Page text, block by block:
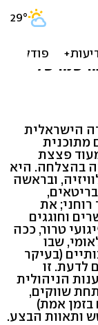
שמו של
הישראלית
מתוכנית
מעוד פצצת
בהצלחה. היא
ובראשה
את
וחוגגים
טרור, ככה
שבו
(בעיקר
לדעת. זו
הניהולית
שווקים,
אמת)
ותאוות הבצע.